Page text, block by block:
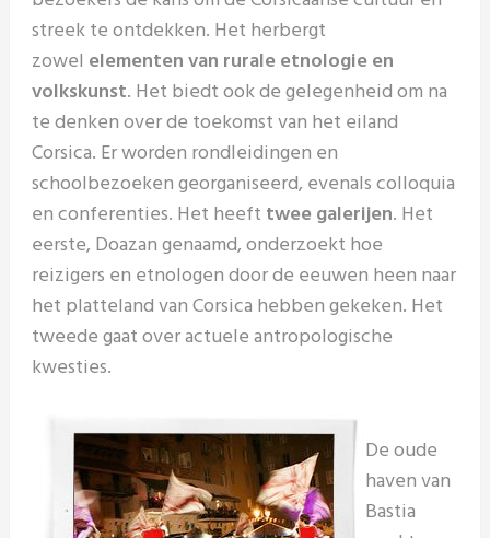
streek te ontdekken. Het herbergt
zowel elementen van rurale etnologie en
volkskunst. Het biedt ook de gelegenheid om na
te denken over de toekomst van het eiland
Corsica. Er worden rondleidingen en
schoolbezoeken georganiseerd, evenals colloquia
en conferenties. Het heeft twee galerijen. Het
eerste, Doazan genaamd, onderzoekt hoe
reizigers en etnologen door de eeuwen heen naar
het platteland van Corsica hebben gekeken. Het
tweede gaat over actuele antropologische
kwesties.
De oude
haven van
Bastia